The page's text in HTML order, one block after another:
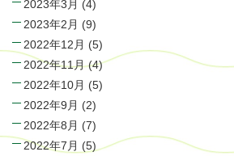
2023年3月 (4)
2023年2月 (9)
2022年12月 (5)
2022年11月(4)
2022年10月 (5)
2022年9月 (2)
2022年8月 (7)
2022年7月 (5)